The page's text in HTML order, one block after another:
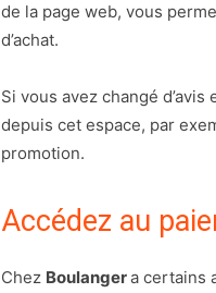
de la page web, vous
d’achat.
Si vous avez changé
depuis cet espace, par
promotion.
Accédez au
Chez Boulangera certains